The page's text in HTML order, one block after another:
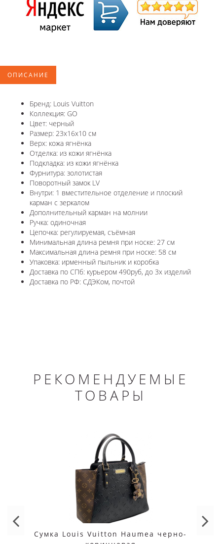
ОПИСАНИЕ
Бренд: Louis Vuitton
Коллекция: GO
Цвет: черный
Размер: 23x16x10 см
Верх: кожа ягнёнка
Отделка: из кожи ягнёнка
Подкладка: из кожи ягнёнка
Фурнитура: золотистая
Поворотный замок LV
Внутри: 1 вместительное отделение и плоский
карман с зеркалом
Дополнительный карман на молнии
Ручка: одиночная
Цепочка: регулируемая, съёмная
Минимальная длина ремня при носке: 27 см
Максимальная длина ремня при носке: 58 см
Упаковка: ирменный пыльник и коробка
Доставка по СПб: курьером 490руб, до 3х изделий
Доставка по РФ: СДЭКом, почтой
РЕКОМЕНДУЕМЫЕ
ТОВАРЫ
Сумка Louis Vuitton Haumea черно-